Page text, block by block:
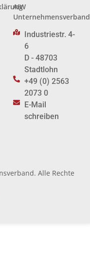
AIW
Unternehmensverband
Industriestr. 4-
6
D - 48703
Stadtlohn
+49 (0) 2563
2073 0
E-Mail
schreiben
Alle Rechte